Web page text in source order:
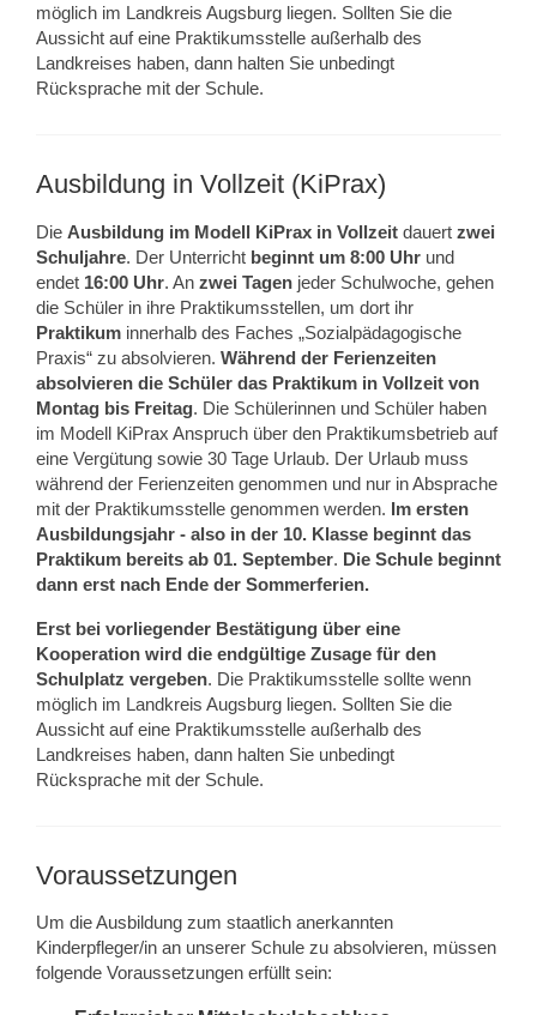
möglich im Landkreis Augsburg liegen. Sollten Sie die
Aussicht auf eine Praktikumsstelle außerhalb des
Landkreises haben, dann halten Sie unbedingt
Rücksprache mit der Schule.
Ausbildung in Vollzeit (KiPrax)
Die Ausbildung im Modell KiPrax in Vollzeit dauert zwei
Schuljahre. Der Unterricht beginnt um 8:00 Uhr und
endet 16:00 Uhr. An zwei Tagen jeder Schulwoche, gehen
die Schüler in ihre Praktikumsstellen, um dort ihr
Praktikum innerhalb des Faches „Sozialpädagogische
Praxis“ zu absolvieren. Während der Ferienzeiten
absolvieren die Schüler das Praktikum in Vollzeit von
Montag bis Freitag. Die Schülerinnen und Schüler haben
im Modell KiPrax Anspruch über den Praktikumsbetrieb auf
eine Vergütung sowie 30 Tage Urlaub. Der Urlaub muss
während der Ferienzeiten genommen und nur in Absprache
mit der Praktikumsstelle genommen werden. Im ersten
Ausbildungsjahr - also in der 10. Klasse beginnt das
Praktikum bereits ab 01. September. Die Schule beginnt
dann erst nach Ende der Sommerferien.
Erst bei vorliegender Bestätigung über eine
Kooperation wird die endgültige Zusage für den
Schulplatz vergeben. Die Praktikumsstelle sollte wenn
möglich im Landkreis Augsburg liegen. Sollten Sie die
Aussicht auf eine Praktikumsstelle außerhalb des
Landkreises haben, dann halten Sie unbedingt
Rücksprache mit der Schule.
Voraussetzungen
Um die Ausbildung zum staatlich anerkannten
Kinderpfleger/in an unserer Schule zu absolvieren, müssen
folgende Voraussetzungen erfüllt sein: